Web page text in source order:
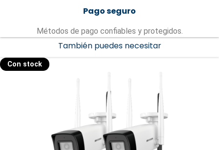
Pago seguro
Métodos de pago confiables y protegidos.
También puedes necesitar
Con stock